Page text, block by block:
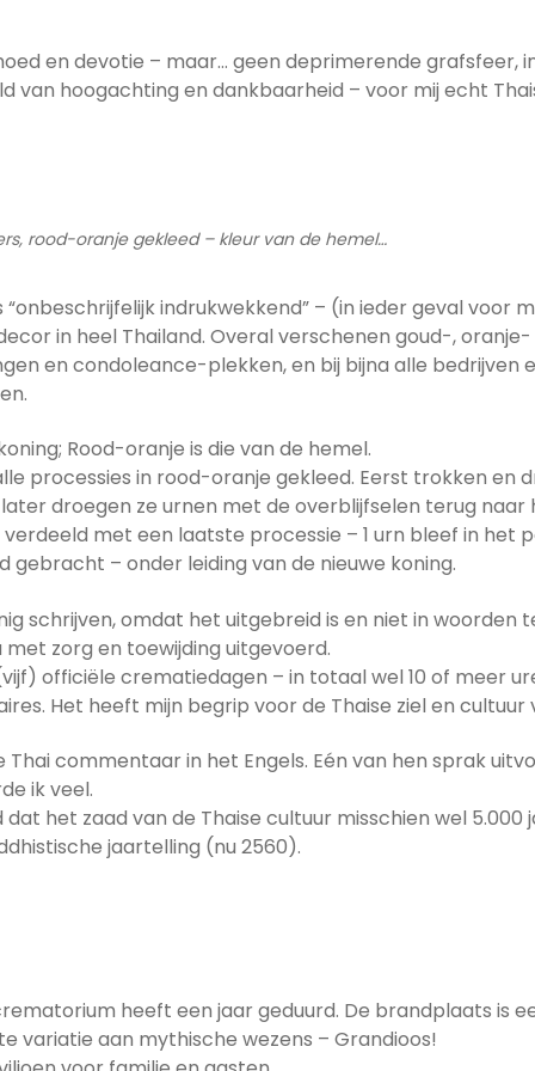
en devotie – maar… geen deprimerende grafsfeer,
van hoogachting en dankbaarheid – voor mij echt
rood-oranje gekleed – kleur van de hemel…
indrukwekkend” – (in ieder geval voor
in heel Thailand. Overal verschenen goud-,
en condoleance-plekken, en bij bijna alle bedrijven
Rood-oranje is die van de hemel.
processies in rood-oranje gekleed. Eerst trokken en
droegen ze urnen met de overblijfselen terug naar
met een laatste processie – 1 urn bleef in het
– onder leiding van de nieuwe koning.
schrijven, omdat het uitgebreid is en niet in
zorg en toewijding uitgevoerd.
officiële crematiedagen – in totaal wel 10 of meer
Het heeft mijn begrip voor de Thaise ziel en
commentaar in het Engels. Eén van hen sprak
ik veel.
het zaad van de Thaise cultuur misschien wel 5.000
jaartelling (nu 2560).
heeft een jaar geduurd. De brandplaats is
variatie aan mythische wezens – Grandioos!